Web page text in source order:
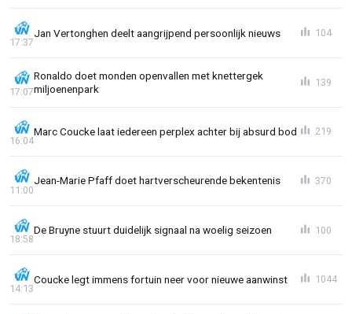
Jan Vertonghen deelt aangrijpend persoonlijk nieuws
17:37
104
Ronaldo doet monden openvallen met knettergek
miljoenenpark
17:07
139
Marc Coucke laat iedereen perplex achter bij absurd bod
16:04
219
Jean-Marie Pfaff doet hartverscheurende bekentenis
11:00
370
De Bruyne stuurt duidelijk signaal na woelig seizoen
18:58
100
Coucke legt immens fortuin neer voor nieuwe aanwinst
14:13
1044